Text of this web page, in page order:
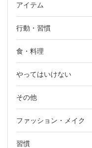
アイテム
行動・習慣
食・料理
やってはいけない
その他
ファッション・メイク
習慣